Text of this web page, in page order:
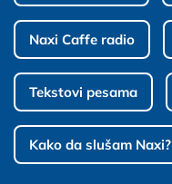
Naxi Caffe radio
Tekstovi pesama
Kako da slušam Naxi?